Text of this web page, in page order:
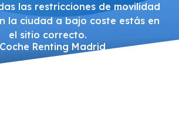
las restricciones de movilidad
la ciudad a bajo coste estás en
el sitio correcto.